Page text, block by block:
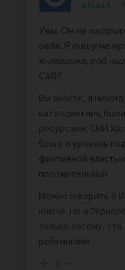
atlast
Увы. Он не
себя. Я пишу не
ж-легиона, под
СМИ.
Вы знаете, я
категории лиц
ресурсами. СМИ
блога и уровень
фиктивной
положительный.
Можно говорить о
ключе. Но о
только потому,
рейтингами.
3